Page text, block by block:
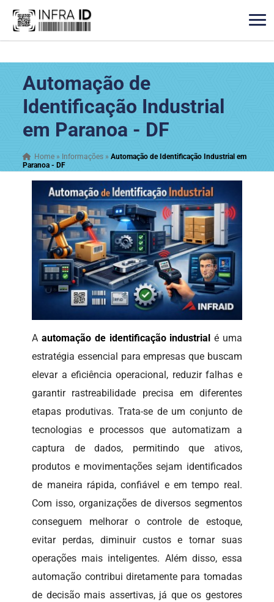
Automação de
Identificação Industrial
em Paranoa - DF
Home » Informações »Automação de Identificação Industrial em
Paranoa - DF
Aautomação de identificação industrial é uma
estratégia essencial para empresas que buscam
elevar a eficiência operacional, reduzir falhas e
garantir rastreabilidade precisa em diferentes
etapas produtivas. Trata-se de um conjunto de
tecnologias e processos que automatizam a
captura de dados, permitindo que ativos,
produtos e movimentações sejam identificados
de maneira rápida, confiável e em tempo real.
Com isso, organizações de diversos segmentos
conseguem melhorar o controle de estoque,
evitar perdas, diminuir custos e tornar suas
operações mais inteligentes. Além disso, essa
automação contribui diretamente para tomadas
de decisão mais assertivas, já que os gestores